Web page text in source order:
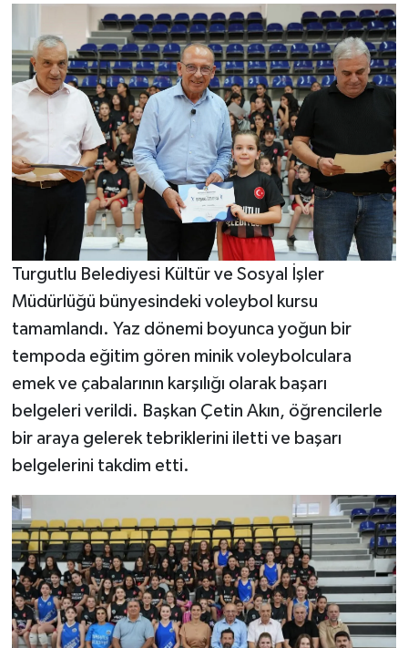
Turgutlu Belediyesi Kültür ve Sosyal İşler
Müdürlüğü bünyesindeki voleybol kursu
tamamlandı. Yaz dönemi boyunca yoğun bir
tempoda eğitim gören minik voleybolculara
emek ve çabalarının karşılığı olarak başarı
belgeleri verildi. Başkan Çetin Akın, öğrencilerle
bir araya gelerek tebriklerini iletti ve başarı
belgelerini takdim etti.